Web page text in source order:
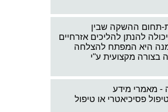
תחום ההשקה שבין
להנתן להליכים אזרחיים
היא המפתח להצלחה
בצורה מקצועית ע"י
- מאמרי מידע
פסיכיאטרי או טיפול